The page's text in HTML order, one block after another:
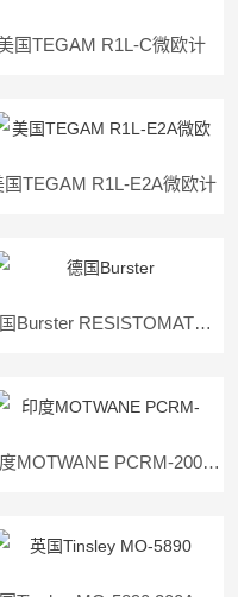
国TEGAM R1L-C微欧计
国TEGAM R1L-E2A微欧计
德国Burster RESISTOMAT® 2304电阻测量仪
印度MOTWANE PCRM-200S 微欧表